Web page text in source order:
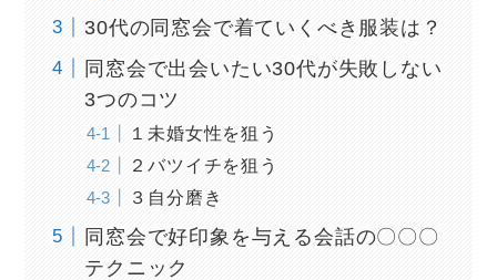
30代の同窓会で着ていくべき服装は？
同窓会で出会いたい30代が失敗しない
3つのコツ
１未婚女性を狙う
２バツイチを狙う
３自分磨き
同窓会で好印象を与える会話の〇〇〇
テクニック